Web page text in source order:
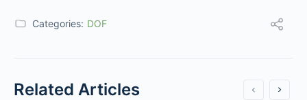
Categories: DOF
Related Articles